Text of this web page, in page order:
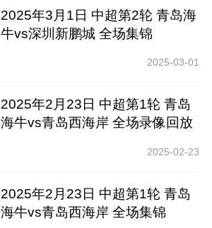
2025年3月1日 中超第2轮 青岛海
牛vs深圳新鹏城 全场集锦
2025-03-01
2025年2月23日 中超第1轮 青岛
海牛vs青岛西海岸 全场录像回放
2025-02-23
2025年2月23日 中超第1轮 青岛
海牛vs青岛西海岸 全场集锦